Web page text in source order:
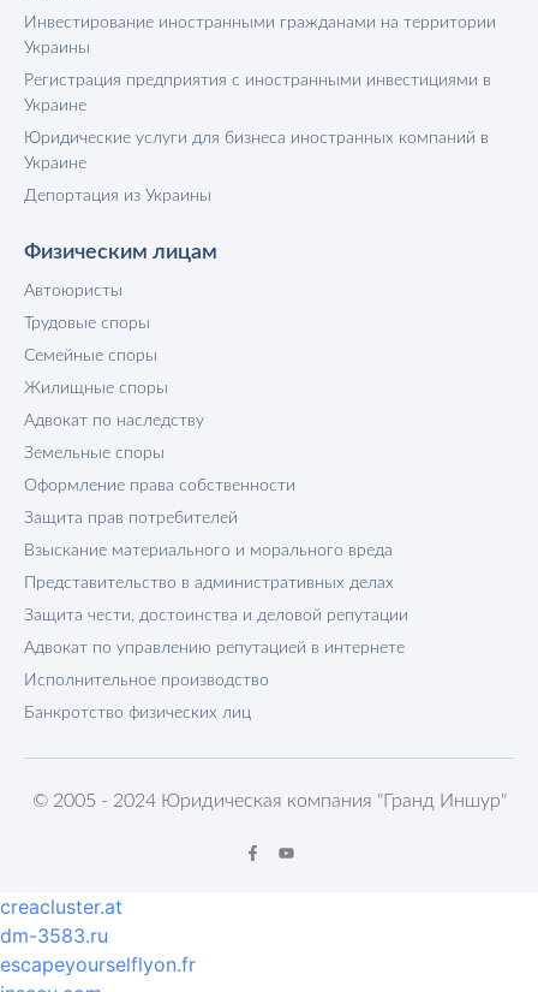
Инвестирование иностранными гражданами на территории
Украины
Регистрация предприятия с иностранными инвестициями в
Украине
Юридические услуги для бизнеса иностранных компаний в
Украине
Депортация из Украины
Физическим лицам
Автоюристы
Трудовые споры
Семейные споры
Жилищные споры
Адвокат по наследству
Земельные споры
Оформление права собственности
Защита прав потребителей
Взыскание материального и морального вреда
Представительство в административных делах
Защита чести, достоинства и деловой репутации
Адвокат по управлению репутацией в интернете
Исполнительное производство
Банкротство физических лиц
© 2005 - 2024 Юридическая компания "Гранд Иншур"
creacluster.at
dm-3583.ru
escapeyourselflyon.fr